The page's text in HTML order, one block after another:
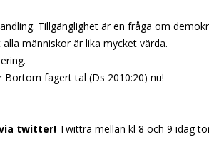
Tillgänglighet är en fråga om
människor är lika mycket värda.
fagert tal (Ds 2010:20) nu!
twitter! Twittra mellan kl 8 och 9 idag